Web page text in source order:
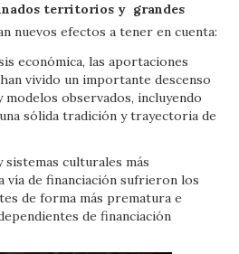
territorios y grandes
nuevos efectos a tener en cuenta:
económica, las aportaciones
vivido un importante descenso
observados, incluyendo
sólida tradición y trayectoria de
sistemas culturales más
vía de financiación sufrieron los
de forma más prematura e
de financiación